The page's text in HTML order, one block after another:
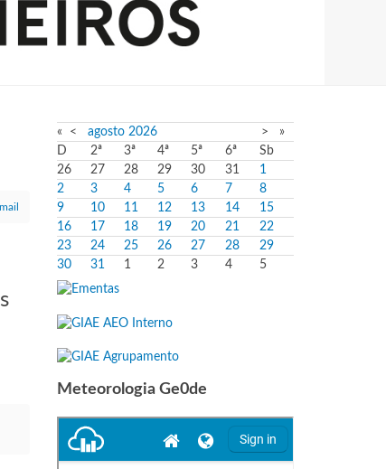
« < agosto 2026 >
»
D
2ª 3ª 4ª 5ª 6ª
Sb
26
27 28 29 30 31
1
2
3 4 5 6 7
8
9
10 11 12 13 14
15
16
17 18 19 20 21
22
23
24 25 26 27 28
29
30
31 1 2 3 4 5
Meteorologia Ge0de